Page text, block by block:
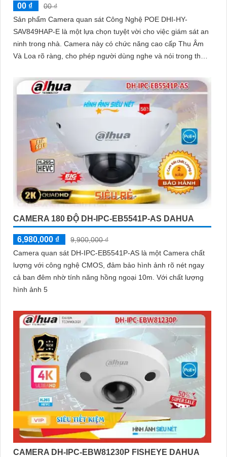
00 ₫
00 ₫
Sản phẩm Camera quan sát Công Nghệ POE DHI-HY-
SAV849HAP-E là một lựa chọn tuyệt vời cho việc giám sát an
ninh trong nhà. Camera này có chức năng cao cấp Thu Âm
Và Loa rõ ràng, cho phép người dùng nghe và nói trong thời
CAMERA 180 ĐỘ DH-IPC-EB5541P-AS DAHUA
6,980,000 ₫
9,900,000 ₫
Camera quan sát DH-IPC-EB5541P-AS là một Camera chất
lượng với công nghệ CMOS, đảm bảo hình ảnh rõ nét ngay
cả ban đêm nhờ tính năng hồng ngoại 10m. Với chất lượng
hình ảnh 5
CAMERA DH-IPC-EBW81230P FISHEYE DAHUA